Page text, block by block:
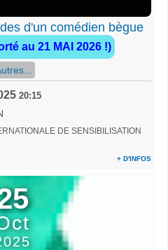
d'un comédien bègue
au 21 MAI 2026 !)
20:15
DE SENSIBILISATION
+ D'INFOS